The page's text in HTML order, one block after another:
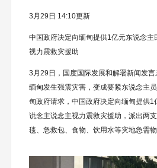
3月29日 14:10更新
中国政府决定向缅甸提供1亿元东说念主
视力震救灾援助
3月29日，国度国际发展和解署新闻发言
缅甸发生强震灾害，变成要紧东说念主
甸政府请求，中国政府决定向缅甸提供1
说念主说念主视力震救灾援助，派出两
毯、急救包、食物、饮用水等灾地急需物